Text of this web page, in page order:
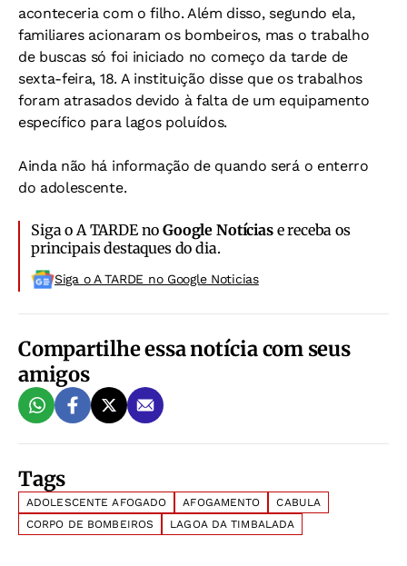
aconteceria com o filho. Além disso, segundo ela,
familiares acionaram os bombeiros, mas o trabalho
de buscas só foi iniciado no começo da tarde de
sexta-feira, 18. A instituição disse que os trabalhos
foram atrasados devido à falta de um equipamento
específico para lagos poluídos.
Ainda não há informação de quando será o enterro
do adolescente.
Siga o A TARDE noGoogle Notíciase receba os
principais destaques do dia.
Siga o A TARDE no Google Noticias
Compartilhe essa notícia com seus
amigos
Tags
ADOLESCENTE AFOGADO AFOGAMENTO
CABULA
CORPO DE BOMBEIROS
LAGOA DA TIMBALADA